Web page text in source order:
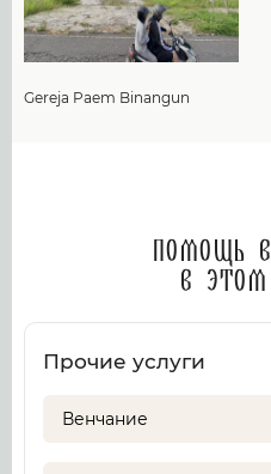
Gereja Paem Binangun
Помощь
в
Прочие услуги
Венчание